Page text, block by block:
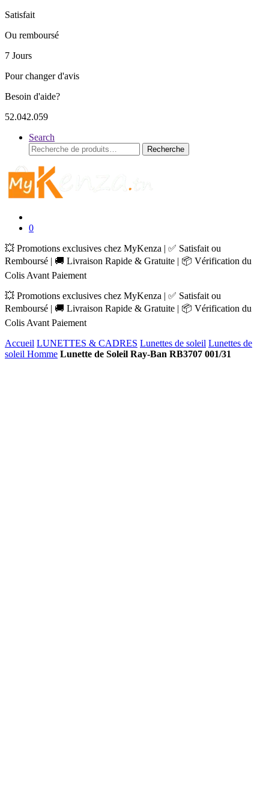
Satisfait
Ou remboursé
7 Jours
Pour changer d'avis
Besoin d'aide?
52.042.059
Search
Recherche
pour :
Recherche
0
💥 Promotions exclusives chez MyKenza | ✅ Satisfait ou
Remboursé | 🚚 Livraison Rapide & Gratuite | 📦 Vérification du
Colis Avant Paiement
💥 Promotions exclusives chez MyKenza | ✅ Satisfait ou
Remboursé | 🚚 Livraison Rapide & Gratuite | 📦 Vérification du
Colis Avant Paiement
Accueil LUNETTES & CADRES Lunettes de soleil Lunettes de
soleil Homme Lunette de Soleil Ray-Ban RB3707 001/31